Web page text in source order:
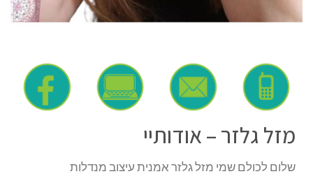
מזל גלזר – אודותיי
שלום לכולם שמי מזל גלזר אמנית עיצוב מנדלות